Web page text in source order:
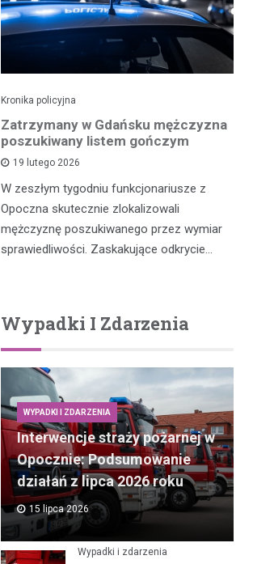
Kronika policyjna
Zatrzymany w Gdańsku mężczyzna
poszukiwany listem gończym
19 lutego 2026
W zeszłym tygodniu funkcjonariusze z
Opoczna skutecznie zlokalizowali
mężczyznę poszukiwanego przez wymiar
sprawiedliwości. Zaskakujące odkrycie…
Wypadki I Zdarzenia
WYPADKI I ZDARZENIA
Interwencje straży pożarnej w
Opocznie: Podsumowanie
działań z lipca 2026 roku
15 lipca 2026
Wypadki i zdarzenia